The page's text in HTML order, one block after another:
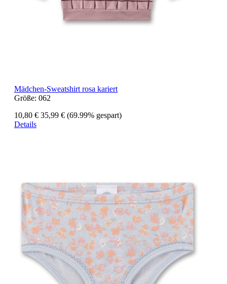
Mädchen-Sweatshirt rosa kariert
Größe: 062
10,80 € 35,99 € (69.99% gespart)
Details